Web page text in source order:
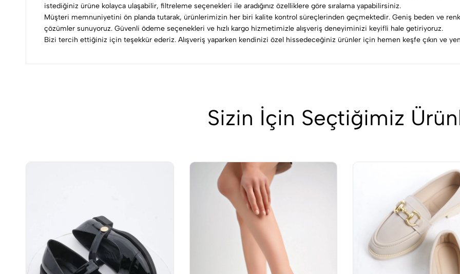
istediğiniz ürüne kolayca ulaşabilir, filtreleme seçenekleri ile aradığınız özelliklere göre sıralama yapabilirsiniz.
Müşteri memnuniyetini ön planda tutarak, ürünlerimizin her biri kalite kontrol süreçlerinden geçmektedir. Geniş beden ve
çözümler sunuyoruz. Güvenli ödeme seçenekleri ve hızlı kargo hizmetimizle alışveriş deneyiminizi keyifli hale getiriyoruz.
Bizi tercih ettiğiniz için teşekkür ederiz. Alışveriş yaparken kendinizi özel hissedeceğiniz ürünler için hemen keşfe çıkın ve
Sizin İçin Seçtiğimiz